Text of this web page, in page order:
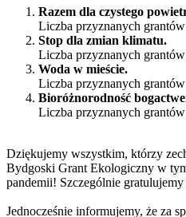
Razem dla czystego
Liczba przyznanych
Stop dla zmian klimatu.
Liczba przyznanych
Woda w mieście.
Liczba przyznanych
Bioróżnorodność
Liczba przyznanych
Dziękujemy wszystkim, którzy
Bydgoski Grant Ekologiczny w
pandemii! Szczególnie
Jednocześnie informujemy, że za